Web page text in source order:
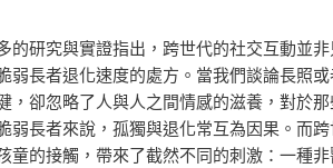
的研究與實證指出，跨世代的社交互動並非
弱長者退化速度的處方。當我們談論長照
，卻忽略了人與人之間情感的滋養，對於
弱長者來說，孤獨與退化常互為因果。而
童的接觸，帶來了截然不同的刺激：一種